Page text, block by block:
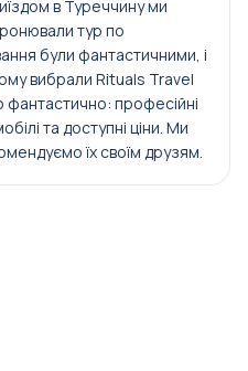
в Туреччину ми
тур по
були фантастичними, і
вибрали Rituals Travel
професійні
та доступні ціни. Ми
їх своїм друзям.